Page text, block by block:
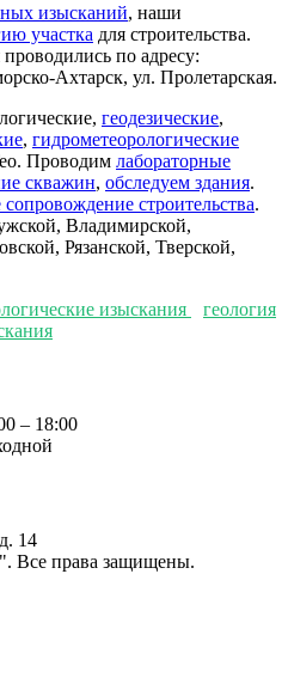
изысканий, наши
участка для строительства.
по адресу:
Ахтарск, ул. Пролетарская.
геодезические,
, гидрометеорологические
Проводим лабораторные
скважин, обследуем здания.
сопровождение строительства.
Владимирской,
Рязанской, Тверской,
изыскания
геология
– 18:00
14
Все права защищены.